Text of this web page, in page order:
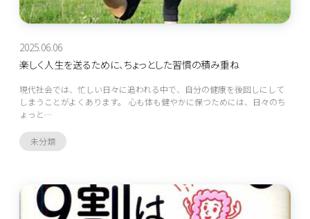
2025.06.06
楽しく人生を送るために、ちょっとした習慣の積み重ね
現代社会では、忙しい日々に追われる中で、自分の健康を後回しにして
しまうことがよくあります。 心も体も健やかに保つためには、日々のち
ょっと…
未分類